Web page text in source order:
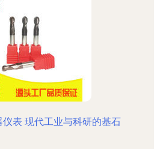
表 现代工业与科研的基石